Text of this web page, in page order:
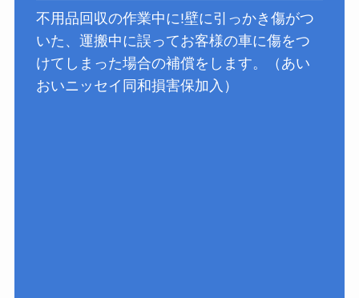
不用品回収の作業中に!壁に引っかき傷がつ
いた、運搬中に誤ってお客様の車に傷をつ
けてしまった場合の補償をします。（あい
おいニッセイ同和損害保加入）